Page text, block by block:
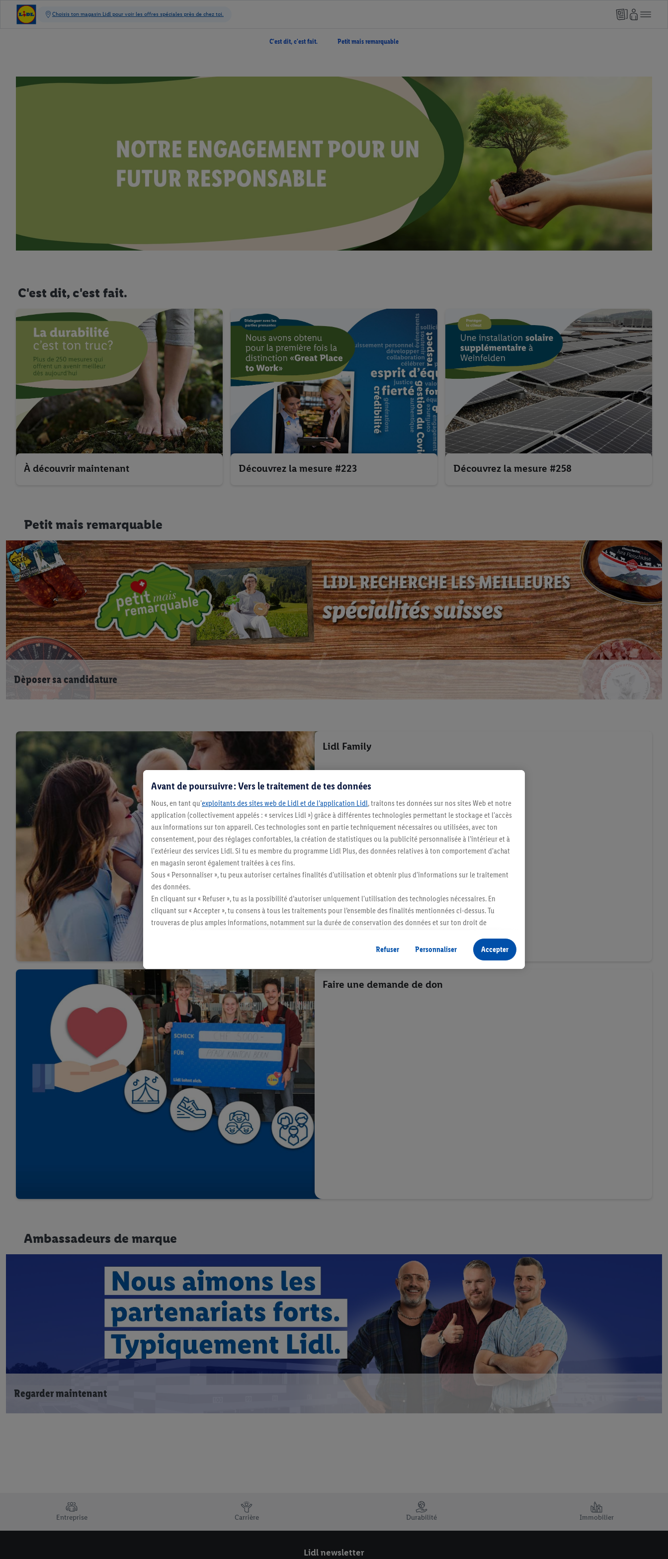
C'est dit, c'est fait. Petit mais remarquable
C'est dit, c'est fait.
À découvrir maintenant Découvrez la mesure #223 Découvrez la mesure #258
Petit mais remarquable
Dèposer sa candidature
Lidl Family
Faire une demande de don
Ambassadeurs de marque
Regarder maintenant
Entreprise Carrière Durabilité Immobilier
Lidl newsletter
Avant de poursuivre : Vers le traitement de tes données
Nous, en tant qu'exploitants des sites web de Lidl et de l’application Lidl, traitons tes données sur nos sites Web et notre
application (collectivement appelés : « services Lidl ») grâce à différentes technologies permettant le stockage et l'accès
aux informations sur ton appareil. Ces technologies sont en partie techniquement nécessaires ou utilisées, avec ton
consentement, pour des réglages confortables, la création de statistiques ou la publicité personnalisée à l'intérieur et à
l'extérieur des services Lidl. Si tu es membre du programme Lidl Plus, des données relatives à ton comportement d'achat
en magasin seront également traitées à ces fins.
Sous « Personnaliser », tu peux autoriser certaines finalités d'utilisation et obtenir plus d'informations sur le traitement
des données.
En cliquant sur « Refuser », tu as la possibilité d’autoriser uniquement l'utilisation des technologies nécessaires. En
cliquant sur « Accepter », tu consens à tous les traitements pour l’ensemble des finalités mentionnées ci-dessus. Tu
trouveras de plus amples informations, notamment sur la durée de conservation des données et sur ton droit de
Refuser Personnaliser Accepter